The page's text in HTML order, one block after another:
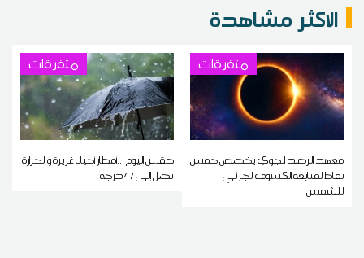
الاكثر مشاهدة
متفرقات
معهد الرصد الجوي يخصص خمس
نقاط لمتابعة الكسوف الجزئي
للشمس
متفرقات
طقس اليوم ...أمطار أحيانا غزيرة و الحرارة
تصل إلى 47 درجة